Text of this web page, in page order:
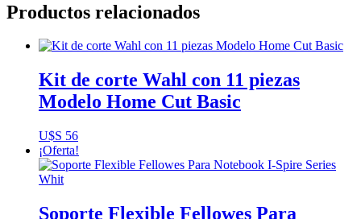
Productos relacionados
Kit de corte Wahl con 11 piezas
Modelo Home Cut Basic
U$S 56
¡Oferta!
Soporte Flexible Fellowes Para